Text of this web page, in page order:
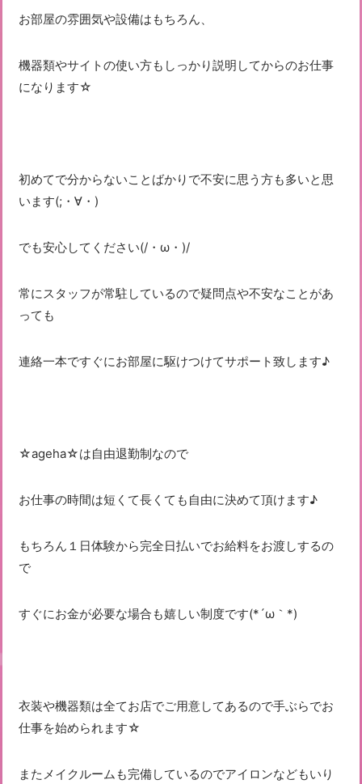
お部屋の雰囲気や設備はもちろん、
機器類やサイトの使い方もしっかり説明してからのお仕事
になります☆
初めてで分からないことばかりで不安に思う方も多いと思
います(;・∀・)
でも安心してください(/・ω・)/
常にスタッフが常駐しているので疑問点や不安なことがあ
っても
連絡一本ですぐにお部屋に駆けつけてサポート致します♪
☆ageha☆は自由退勤制なので
お仕事の時間は短くて長くても自由に決めて頂けます♪
もちろん１日体験から完全日払いでお給料をお渡しするの
で
すぐにお金が必要な場合も嬉しい制度です(*´ω｀*)
衣装や機器類は全てお店でご用意してあるので手ぶらでお
仕事を始められます☆
またメイクルームも完備しているのでアイロンなどもいり